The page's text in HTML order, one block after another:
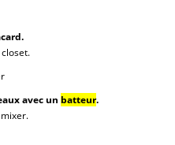
avec un batteur.